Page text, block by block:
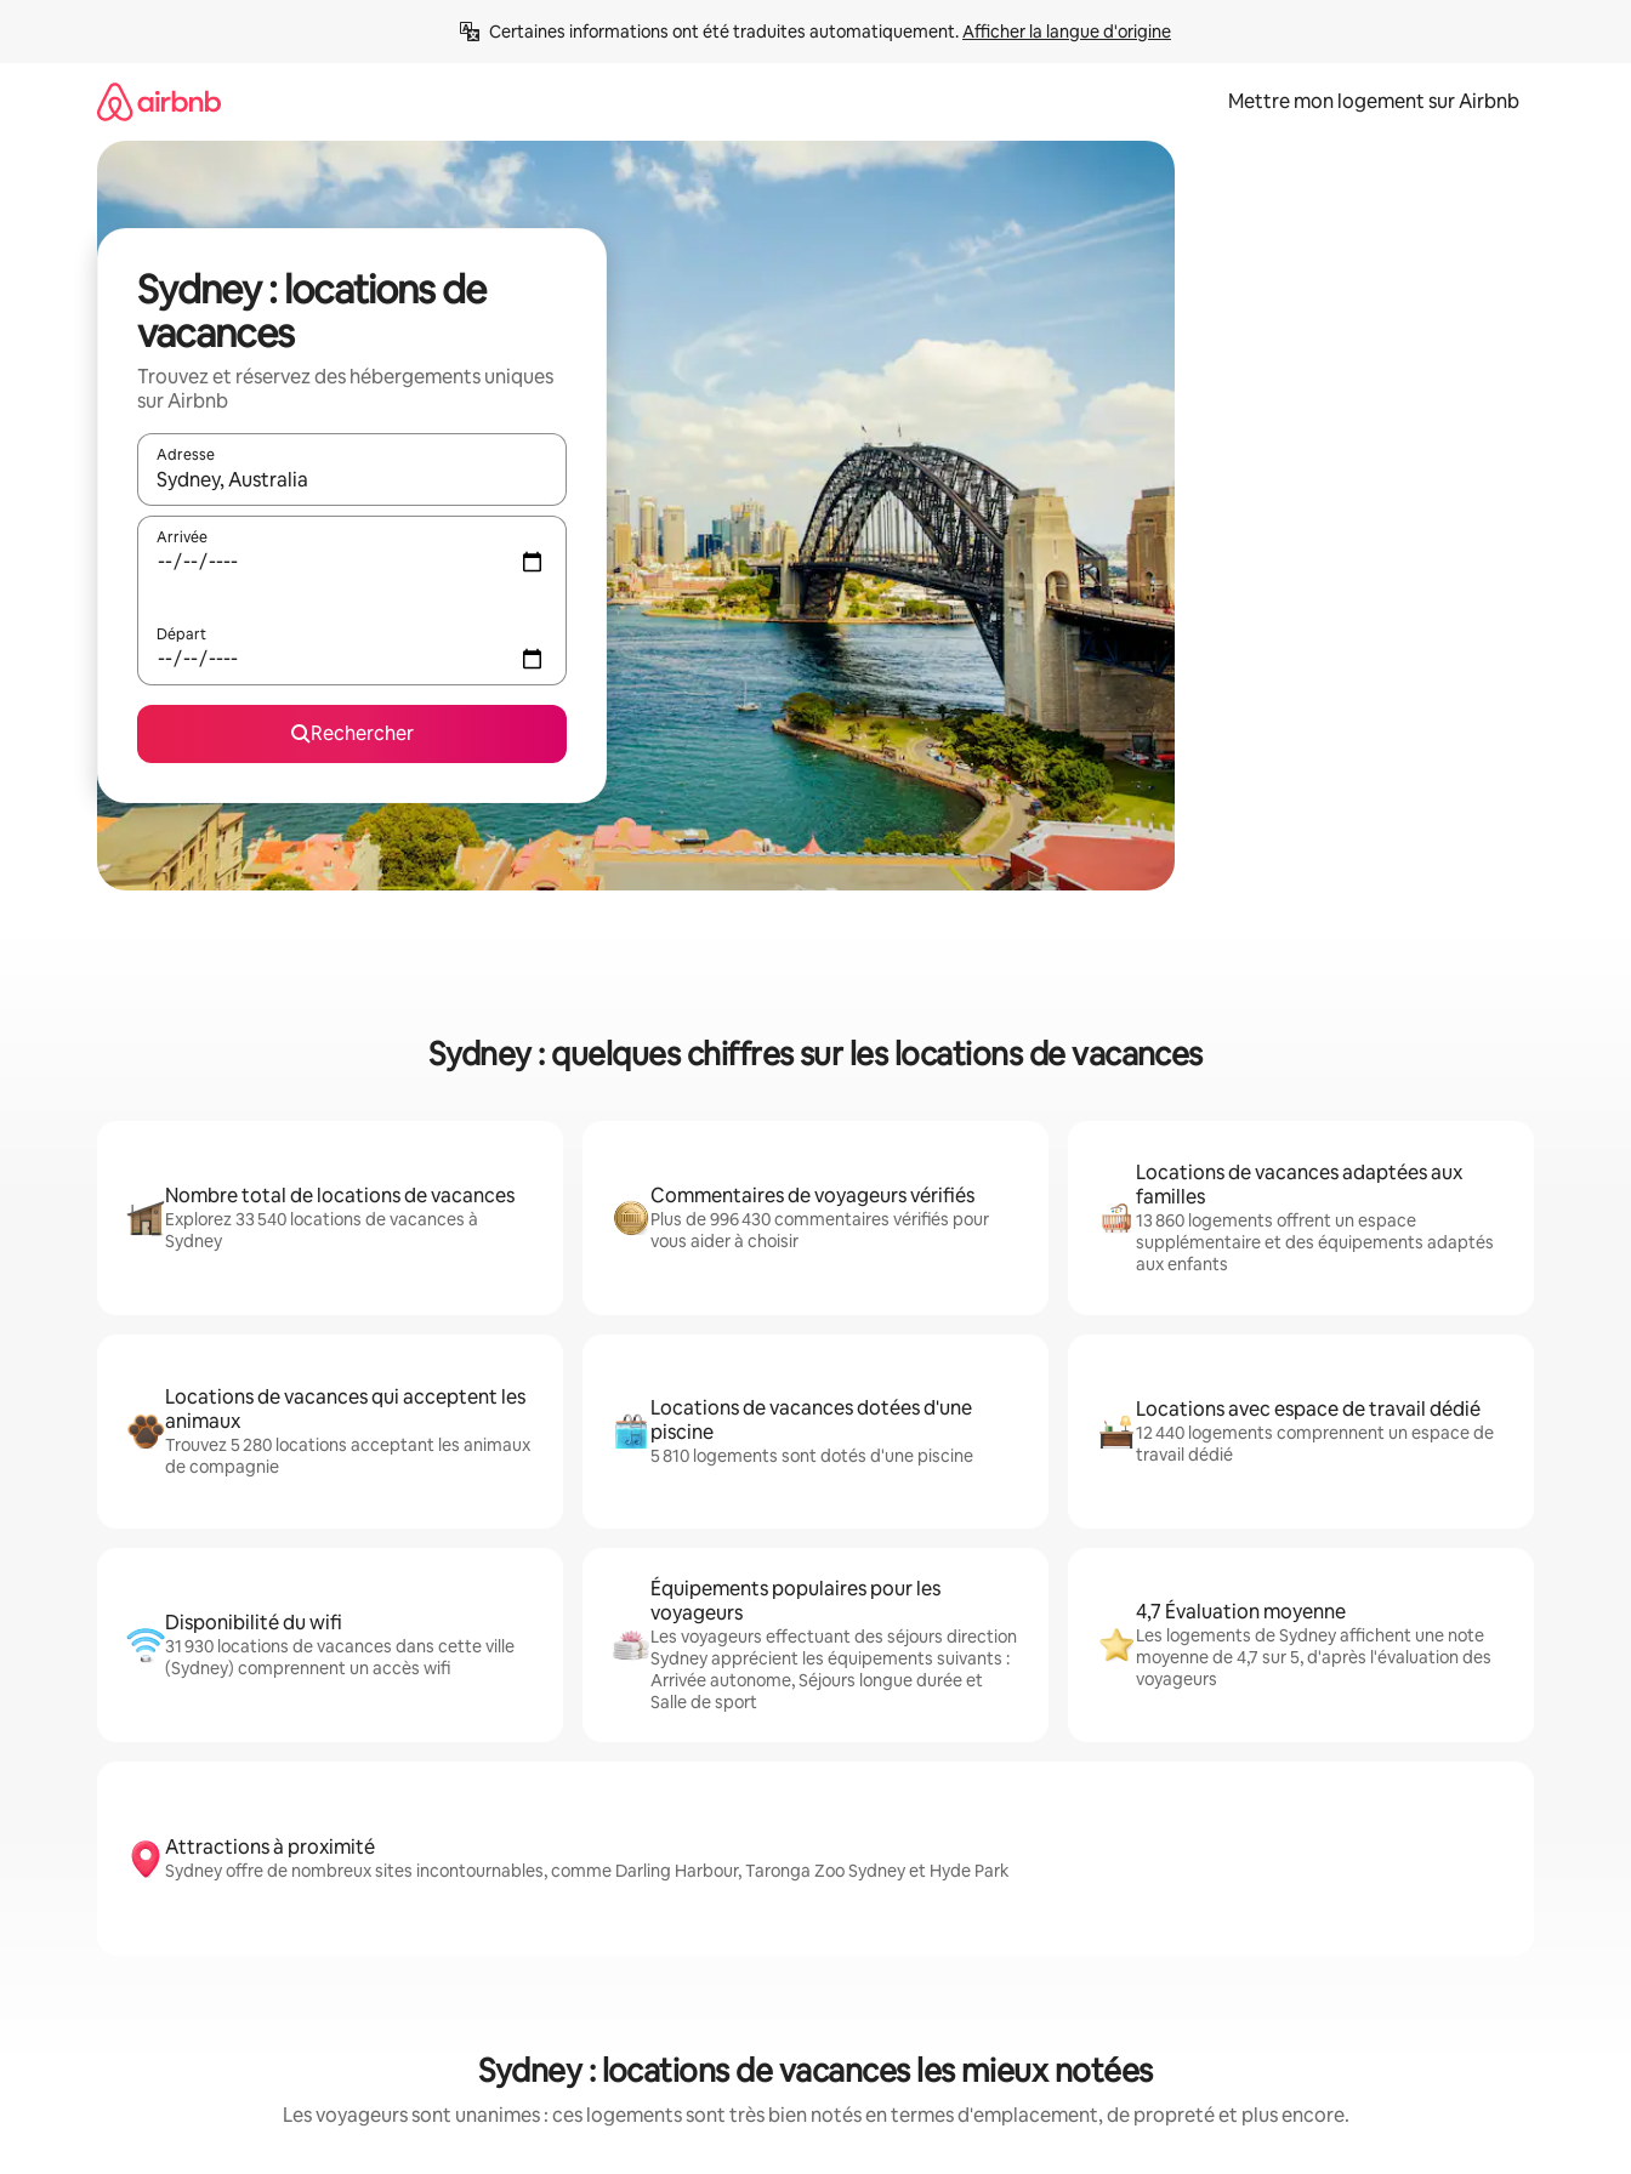
Certaines informations ont été traduites automatiquement. Afficher la langue d'origine
Mettre mon logement sur Airbnb
Sydney : locations de
vacances
Trouvez et réservez des hébergements uniques
sur Airbnb
Adresse
Lorsque les résultats s'affichent, utilisez les flèches vers le haut et vers le bas pour les parcourir ou en appuyant et en faisant glisser.
Arrivée
Départ
Rechercher
Sydney : quelques chiffres sur les locations de vacances
Nombre total de locations de vacances
Explorez 33 540 locations de vacances à
Sydney
Commentaires de voyageurs vérifiés
Plus de 996 430 commentaires vérifiés pour
vous aider à choisir
Locations de vacances adaptées aux
familles
13 860 logements offrent un espace
supplémentaire et des équipements adaptés
aux enfants
Locations de vacances qui acceptent les
animaux
Trouvez 5 280 locations acceptant les animaux
de compagnie
Locations de vacances dotées d'une
piscine
5 810 logements sont dotés d'une piscine
Locations avec espace de travail dédié
12 440 logements comprennent un espace de
travail dédié
Disponibilité du wifi
31 930 locations de vacances dans cette ville
(Sydney) comprennent un accès wifi
Équipements populaires pour les
voyageurs
Les voyageurs effectuant des séjours direction
Sydney apprécient les équipements suivants :
Arrivée autonome, Séjours longue durée et
Salle de sport
4,7 Évaluation moyenne
Les logements de Sydney affichent une note
moyenne de 4,7 sur 5, d'après l'évaluation des
voyageurs
Attractions à proximité
Sydney offre de nombreux sites incontournables, comme Darling Harbour, Taronga Zoo Sydney et Hyde Park
Sydney : locations de vacances les mieux notées
Les voyageurs sont unanimes : ces logements sont très bien notés en termes d'emplacement, de propreté et plus encore.